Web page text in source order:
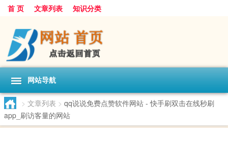
首 页 文章列表 知识分类
网站导航
> 文章列表 > qq说说免费点赞软件网站 - 快手刷双击在线秒刷
app_刷访客量的网站